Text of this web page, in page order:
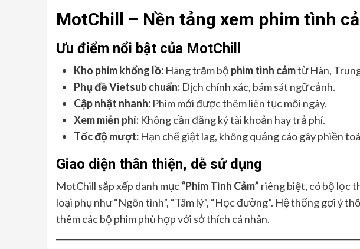
MotChill – Nền tảng xem phim tình
Ưu điểm nổi bật của MotChill
Kho phim khổng lồ:Hàng trăm bộ phim tình cảmtừ Hàn,
Phụ đề Vietsub chuẩn:Dịch chính xác, bám sát ngữ cảnh.
Cập nhật nhanh:Phim mới được thêm liên tục mỗi ngày.
Xem miễn phí:Không cần đăng ký tài khoản hay trả phí.
Tốc độ mượt:Hạn chế giật lag, không quảng cáo gây phiền
Giao diện thân thiện, dễ sử dụng
MotChill sắp xếp danh mục“Phim Tình Cảm” riêng biệt, có bộ lọc
loại phụ như “Ngôn tình”, “Tâm lý”, “Học đường”. Hệ thống gợi ý
thêm các bộ phim phù hợp với sở thích cá nhân.